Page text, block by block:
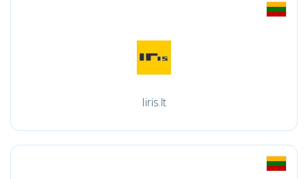
Iiris.lt